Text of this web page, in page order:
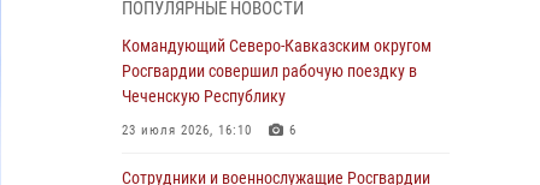
В Сибирском округе Росгвардии состоялись
мероприятия, посвященные Дню
физкультурника
08 августа 2026, 04:00
На Дальнем Востоке продолжается
ПОПУЛЯРНЫЕ НОВОСТИ
Командующий Северо-Кавказским округом
Росгвардии совершил рабочую поездку в
Чеченскую Республику
23 июля 2026, 16:10 6
Сотрудники и военнослужащие Росгвардии